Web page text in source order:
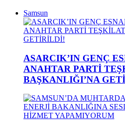
Samsun
ASARCIK’IN GENÇ
ANAHTAR PARTİ
BAŞKANLIĞI’NA